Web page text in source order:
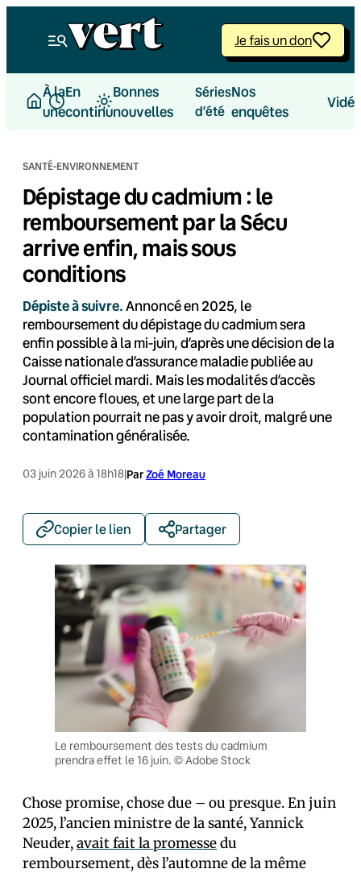
Je fais un don
À la
une
En
continu
Bonnes
nouvelles
Séries
d’été
Nos
enquêtes
SANTÉ-ENVIRONNEMENT
Dépistage du cadmium : le
remboursement par la Sécu
arrive enfin, mais sous
conditions
Dépiste à suivre.Annoncé en 2025, le
remboursement du dépistage du cadmium sera
enfin possible à la mi-juin, d’après une décision de la
Caisse nationale d’assurance maladie publiée au
Journal officiel mardi. Mais les modalités d’accès
sont encore floues, et une large part de la
population pourrait ne pas y avoir droit, malgré une
contamination généralisée.
03 juin 2026 à 18h18|ParZoé Moreau
Copier le lien Partager
Le remboursement des tests du cadmium
prendra effet le 16 juin. © Adobe Stock
Chose promise, chose due – ou presque. En juin
2025, l’ancien ministre de la santé, Yannick
Neuder,avait fait la promessedu
remboursement, dès l’automne de la même